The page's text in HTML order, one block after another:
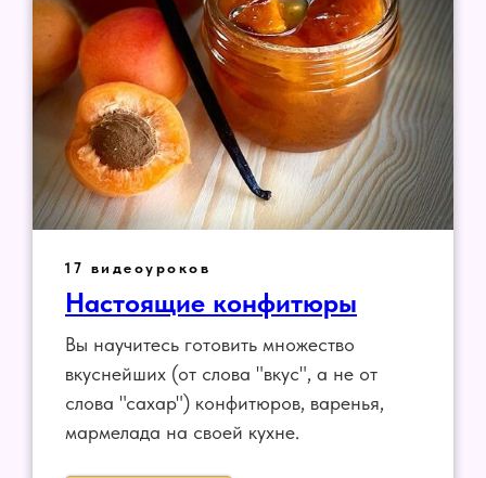
17 видеоуроков
Настоящие конфитюры
Вы научитесь готовить множество
вкуснейших (от слова "вкус", а не от
слова "сахар") конфитюров, варенья,
мармелада на своей кухне.